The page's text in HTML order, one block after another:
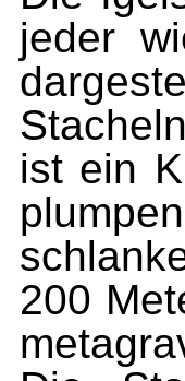
jeder
darge­
ist ein
200